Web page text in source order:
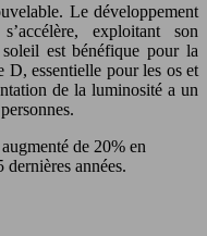
Le développement
exploitant son
est bénéfique pour la
D, essentielle pour les os et
de la luminosité a un
de 20% en
années.